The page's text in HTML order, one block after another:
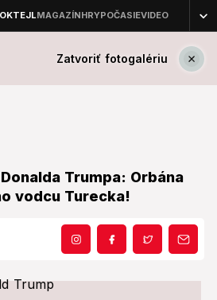
Zatvoriť fotogalériu
Trumpa: Orbána
vodcu Turecka!